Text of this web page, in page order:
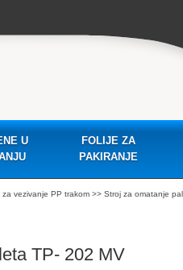
U
FOLIJE ZA
PAKIRANJE
za vezivanje PP trakom >> Stroj za omatanje
TP- 202 MV